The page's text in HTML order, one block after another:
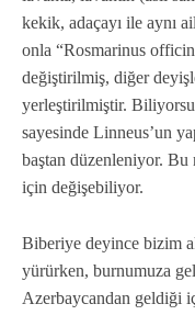
kekik, adaçayı ile aynı
onla “Rosmarinus
değiştirilmiş, diğer
yerleştirilmiştir.
sayesinde Linneus’un
baştan düzenleniyor. Bu
için değişebiliyor.
Biberiye deyince bizim
yürürken, burnumuza
Azerbaycandan geldiği